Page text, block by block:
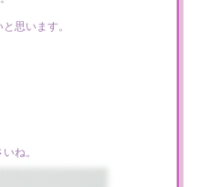
思います。
ね。